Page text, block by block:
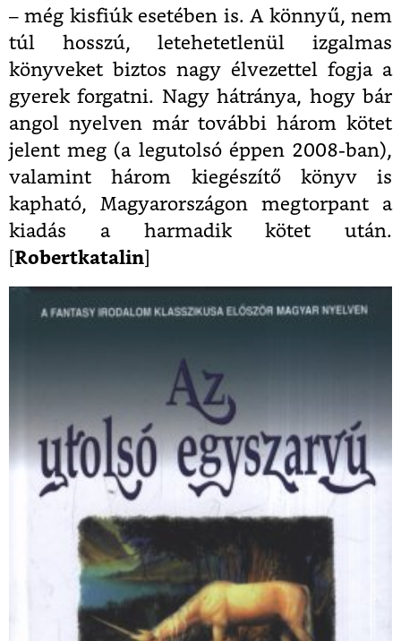
– még kisfiúk esetében is. A könnyű, nem
túl hosszú, letehetetlenül izgalmas
könyveket biztos nagy élvezettel fogja a
gyerek forgatni. Nagy hátránya, hogy bár
angol nyelven már további három kötet
jelent meg (a legutolsó éppen 2008-ban),
valamint három kiegészítő könyv is
kapható, Magyarországon megtorpant a
kiadás a harmadik kötet után.
Robertkatalin